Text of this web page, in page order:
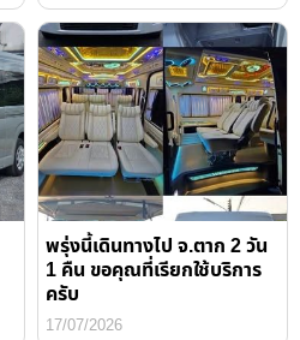
พรุ่งนี้เดินทางไป จ.ตาก 2 วัน
1 คืน ขอคุณที่เรียกใช้บริการ
ครับ
17/07/2026